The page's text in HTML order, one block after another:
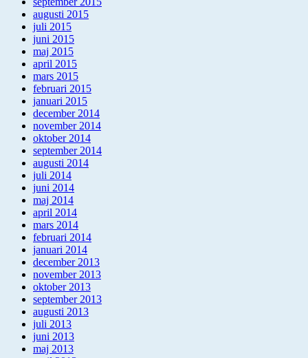
augusti 2015
juli 2015
juni 2015
maj 2015
april 2015
mars 2015
februari 2015
januari 2015
december 2014
november 2014
oktober 2014
september 2014
augusti 2014
juli 2014
juni 2014
maj 2014
april 2014
mars 2014
februari 2014
januari 2014
december 2013
november 2013
oktober 2013
september 2013
augusti 2013
juli 2013
juni 2013
maj 2013